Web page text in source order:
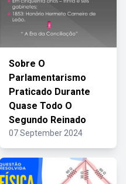
Sobre O
Parlamentarismo
Praticado Durante
Quase Todo O
Segundo Reinado
07 September 2024